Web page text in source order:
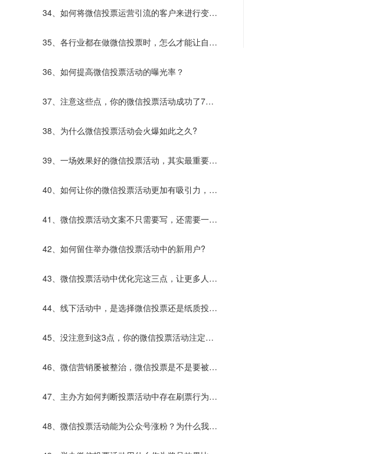
——微信投票
34、如何将微信投票运营引流的客户来进行变
35、各行业都在做微信投票时，怎么才能让自己
的活动更突出？
36、如何提高微信投票活动的曝光率？
37、注意这些点，你的微信投票活动成功了7
0%！
38、为什么微信投票活动会火爆如此之久?
39、一场效果好的微信投票活动，其实最重要的
原因的是它。
40、如何让你的微信投票活动更加有吸引力，让
更多的人参加活动！
41、微信投票活动文案不只需要写，还需要一些
助力策列，才能让活动更加完美！
42、如何留住举办微信投票活动中的新用户?
43、微信投票活动中优化完这三点，让更多人参
与活动！
44、线下活动中，是选择微信投票还是纸质投票
呢？那种更好？
45、没注意到这3点，你的微信投票活动注定效
果不好！
46、微信营销屡被整治，微信投票是不是要被禁
止使用了？
47、主办方如何判断投票活动中存在刷票行为？
发现刷票行为该怎么办？
48、微信投票活动能为公众号涨粉？为什么我的
不行？